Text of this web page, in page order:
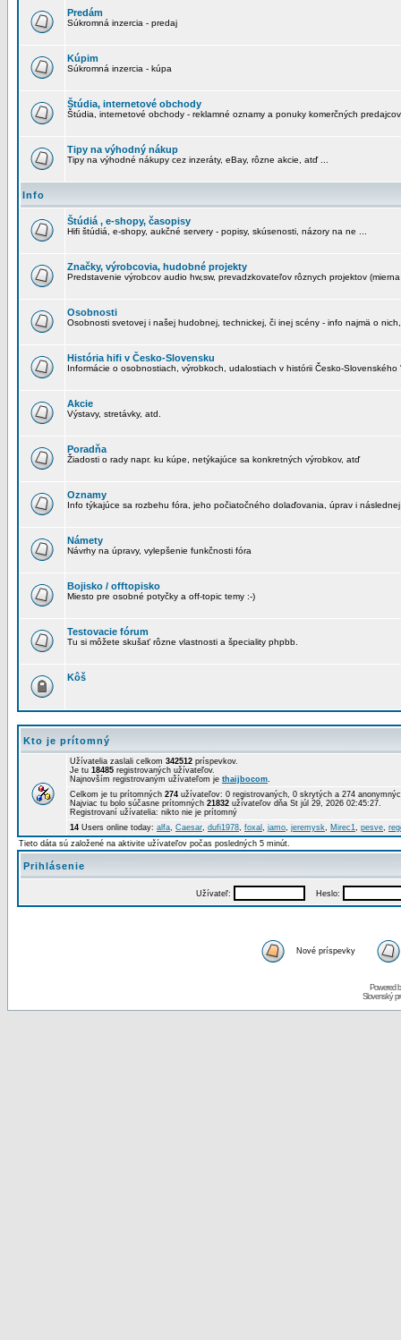
Predám
Súkromná inzercia - predaj
Kúpim
Súkromná inzercia - kúpa
Štúdia, internetové obchody
Štúdia, internetové obchody - reklamné oznamy a ponuky komerčných predajcov
Tipy na výhodný nákup
Tipy na výhodné nákupy cez inzeráty, eBay, rôzne akcie, atď ...
Info
Štúdiá , e-shopy, časopisy
Hifi štúdiá, e-shopy, aukčné servery - popisy, skúsenosti, názory na ne ...
Značky, výrobcovia, hudobné projekty
Predstavenie výrobcov audio hw,sw, prevadzkovateľov rôznych projektov
Osobnosti
Osobnosti svetovej i našej hudobnej, technickej, či inej scény - info najmä o
História hifi v Česko-Slovensku
Informácie o osobnostiach, výrobkoch, udalostiach v histórii Česko-Slovenského
Akcie
Výstavy, stretávky, atd.
Poradňa
Žiadosti o rady napr. ku kúpe, netýkajúce sa konkretných výrobkov, atď
Oznamy
Info týkajúce sa rozbehu fóra, jeho počiatočného dolaďovania, úprav i
Námety
Návrhy na úpravy, vylepšenie funkčnosti fóra
Bojisko / offtopisko
Miesto pre osobné potyčky a off-topic temy :-)
Testovacie fórum
Tu si môžete skušať rôzne vlastnosti a špeciality phpbb.
Kôš
Kto je prítomný
Užívatelia zaslali celkom 342512 príspevkov.
Je tu 18485 registrovaných užívateľov.
Najnovším registrovaným užívateľom je thaijbocom.
Celkom je tu prítomných 274 užívateľov: 0 registrovaných, 0 skrytých a 274
Najviac tu bolo súčasne prítomných 21832 užívateľov dňa St júl 29, 2026 02:45:27.
Registrovaní užívatelia: nikto nie je prítomný
14 Users online today: alfa, Caesar, dufi1978, foxal , jamo, jeremysk, Mirec1, pesve,
Tieto dáta sú založené na aktivite užívateľov počas posledných 5 minút.
Prihlásenie
Užívateľ: Heslo:
Nové príspevky
Powered
Slovenský